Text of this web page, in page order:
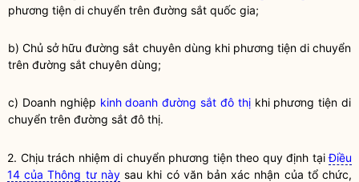
phương tiện di chuyển trên đường sắt quốc gia;
b) Chủ sở hữu đường sắt chuyên dùng khi phương tiện di chuyển
trên đường sắt chuyên dùng;
c) Doanh nghiệp kinh doanh đường sắt đô thịkhi phương tiện di
chuyển trên đường sắt đô thị.
2. Chịu trách nhiệm di chuyển phương tiện theo quy định tạiĐiều
14 của Thông tư nàysau khi có văn bản xác nhận của tổ chức,